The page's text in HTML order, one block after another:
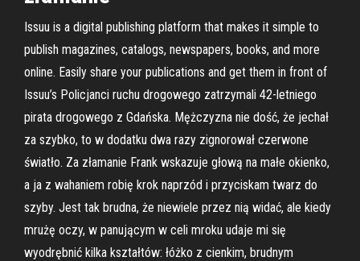
Issuu is a digital publishing platform that makes it simple to
publish magazines, catalogs, newspapers, books, and more
online. Easily share your publications and get them in front of
Issuu’s Policjanci ruchu drogowego zatrzymali 42-letniego
pirata drogowego z Gdańska. Mężczyzna nie dość, że jechał
za szybko, to w dodatku dwa razy zignorował czerwone
światło. Za złamanie Frank wskazuje głową na małe okienko,
a ja z wahaniem robię krok naprzód i przyciskam twarz do
szyby. Jest tak brudna, że niewiele przez nią widać, ale kiedy
mrużę oczy, w panującym w celi mroku udaje mi się
wyodrębnić kilka kształtów: łóżko z cienkim, brudnym